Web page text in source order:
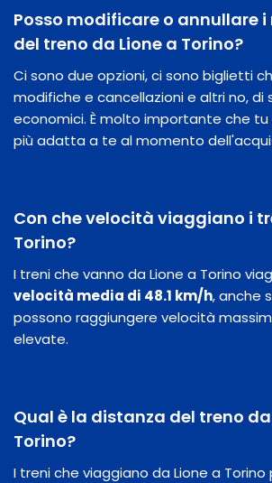
Posso modificare o annullare
del treno da Lione a Torino?
Ci sono due opzioni, ci sono biglietti
modifiche e cancellazioni e altri no, di
economici. È molto importante che
più adatta a te al momento
Con che velocità viaggiano i
Torino?
I treni che vanno da Lione a Torino
velocità media di 48.1 km/h, anche
possono raggiungere velocità
elevate.
Qual è la distanza del treno da
Torino?
I treni che viaggiano da Lione a